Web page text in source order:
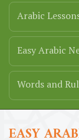
Arabic
Easy Arabic
Words and
EASY